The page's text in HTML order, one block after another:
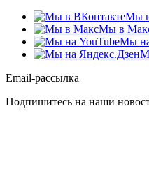
Мы
Мы в
Мы
Email-рассылка
Подпишитесь на наши